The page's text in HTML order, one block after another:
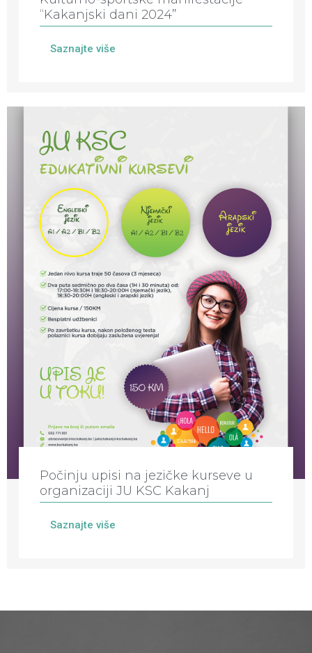
“Kakanjski dani 2024”
Saznajte više
Počinju upisi na jezičke kurseve u
organizaciji JU KSC Kakanj
Saznajte više